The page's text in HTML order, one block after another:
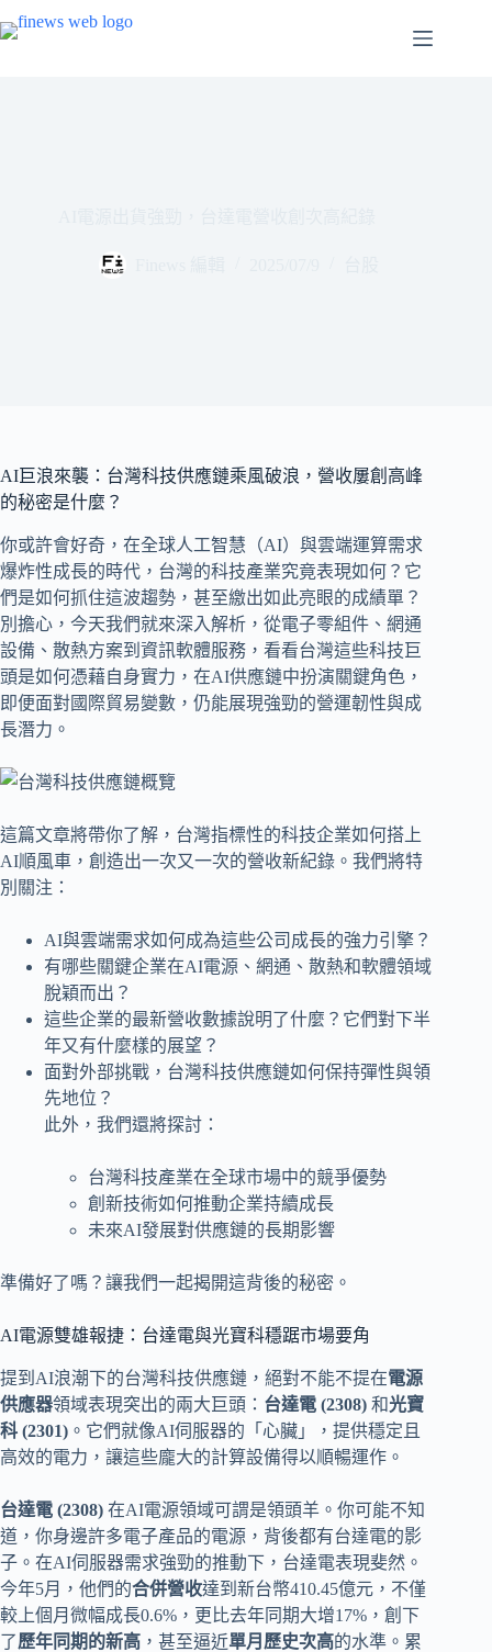
至
AI巨浪來襲：台灣科技供應鏈乘風破浪，營收屢創高峰
的秘密是什麼？
你或許會好奇，在全球人工智慧（AI）與雲端運算需求
爆炸性成長的時代，台灣的科技產業究竟表現如何？它
們是如何抓住這波趨勢，甚至繳出如此亮眼的成績單？
別擔心，今天我們就來深入解析，從電子零組件、網通
設備、散熱方案到資訊軟體服務，看看台灣這些科技巨
頭是如何憑藉自身實力，在AI供應鏈中扮演關鍵角色，
即便面對國際貿易變數，仍能展現強勁的營運韌性與成
長潛力。
這篇文章將帶你了解，台灣指標性的科技企業如何搭上
AI順風車，創造出一次又一次的營收新紀錄。我們將特
別關注：
AI與雲端需求如何成為這些公司成長的強力引擎？
有哪些關鍵企業在AI電源、網通、散熱和軟體領域
脫穎而出？
這些企業的最新營收數據說明了什麼？它們對下半
年又有什麼樣的展望？
面對外部挑戰，台灣科技供應鏈如何保持彈性與領
先地位？
此外，我們還將探討：
台灣科技產業在全球市場中的競爭優勢
創新技術如何推動企業持續成長
未來AI發展對供應鏈的長期影響
準備好了嗎？讓我們一起揭開這背後的秘密。
AI電源雙雄報捷：台達電與光寶科穩踞市場要角
提到AI浪潮下的台灣科技供應鏈，絕對不能不提在電源
供應器領域表現突出的兩大巨頭： 台達電 (2308) 和光寶
科 (2301) 。它們就像AI伺服器的「心臟」，提供穩定且
高效的電力，讓這些龐大的計算設備得以順暢運作。
台達電 (2308) 在AI電源領域可謂是領頭羊。你可能不知
道，你身邊許多電子產品的電源，背後都有台達電的影
子。在AI伺服器需求強勁的推動下，台達電表現斐然。
今年5月，他們的合併營收達到新台幣410.45億元，不僅
較上個月微幅成長0.6%，更比去年同期大增17%，創下
了歷年同期的新高 ，甚至逼近單月歷史次高的水準。累